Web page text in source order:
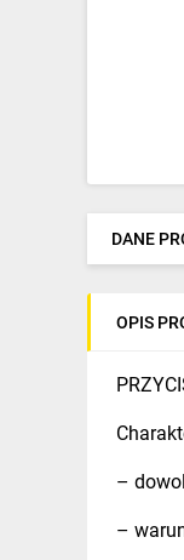
Napędy
Dom i
DANE
OPIS
–
–